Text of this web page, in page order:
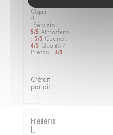
-
Ospiti
4
Servizio :
5/5 Atmosfera
: 5/5 Cucina :
4/5 Qualità /
Prezzo : 5/5
C’était
parfait
Frederic
L